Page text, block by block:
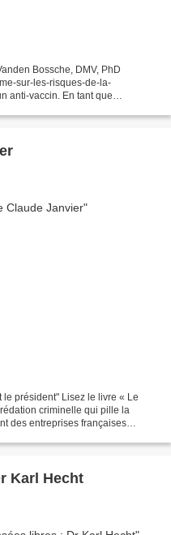
Bossche, DMV, PhD
sur-les-risques-de-la-
anti-vaccin. En tant que
président" Lisez le livre « Le
criminelle qui pille la
des entreprises françaises
Karl Hecht